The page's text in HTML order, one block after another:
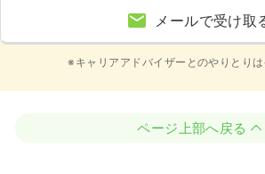
メールで受け取
※キャリアアドバイザーとのやりとり
ページ上部へ戻る